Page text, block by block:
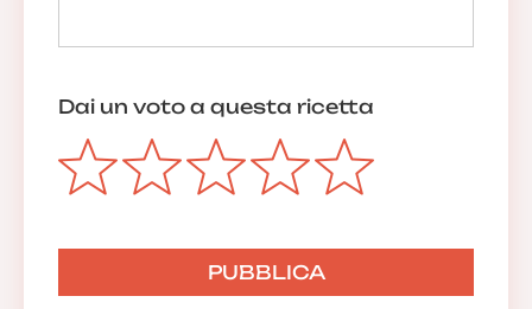
Dai un voto a questa ricetta